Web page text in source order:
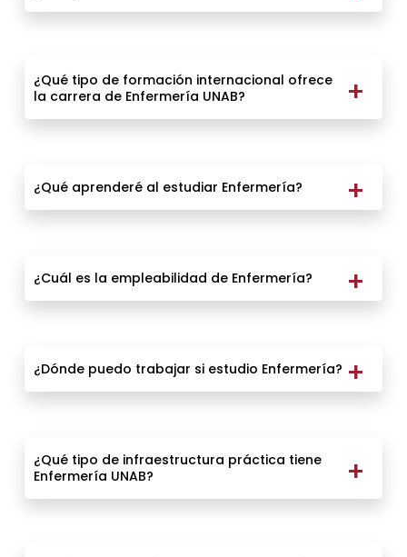
¿Qué tipo de formación internacional ofrece
la carrera de Enfermería UNAB?
¿Qué aprenderé al estudiar Enfermería?
¿Cuál es la empleabilidad de Enfermería?
¿Dónde puedo trabajar si estudio Enfermería?
¿Qué tipo de infraestructura práctica tiene
Enfermería UNAB?